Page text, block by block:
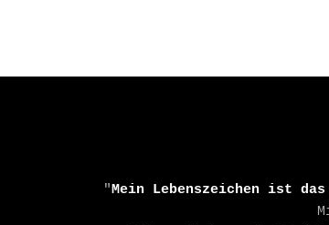
    "
Mein Lebenszeichen ist das